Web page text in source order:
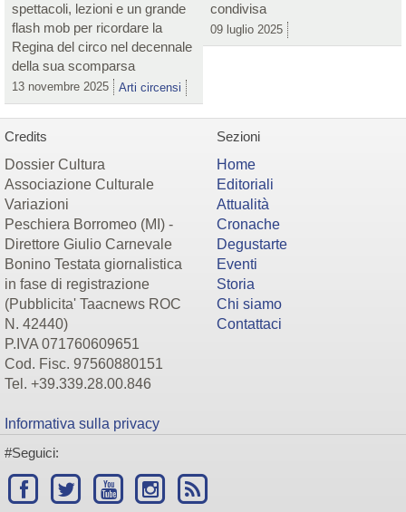
spettacoli, lezioni e un grande
flash mob per ricordare la
Regina del circo nel decennale
della sua scomparsa
13 novembre 2025 Arti circensi
condivisa
09 luglio 2025
Credits
Dossier Cultura
Associazione Culturale
Variazioni
Peschiera Borromeo (MI) -
Direttore Giulio Carnevale
Bonino Testata giornalistica
in fase di registrazione
(Pubblicita' Taacnews ROC
N. 42440)
P.IVA 071760609651
Cod. Fisc. 97560880151
Tel. +39.339.28.00.846
Informativa sulla privacy
Sezioni
Home
Editoriali
Attualità
Cronache
Degustarte
Eventi
Storia
Chi siamo
Contattaci
#Seguici: